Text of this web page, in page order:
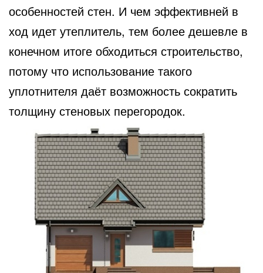
особенностей стен. И чем эффективней в
ход идет утеплитель, тем более дешевле в
конечном итоге обходиться строительство,
потому что использование такого
уплотнителя даёт возможность сократить
толщину стеновых перегородок.